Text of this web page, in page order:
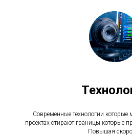
Современные технологии
проектах стирают границы которые
Повышая